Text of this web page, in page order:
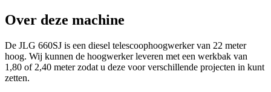
Over deze machine
De JLG 660SJ is een diesel telescoophoogwerker van 22 meter
hoog. Wij kunnen de hoogwerker leveren met een werkbak van
1,80 of 2,40 meter zodat u deze voor verschillende projecten in kunt
zetten.